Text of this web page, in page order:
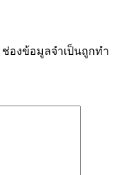
ช่องข้อมูลจำเป็นถูกทำ